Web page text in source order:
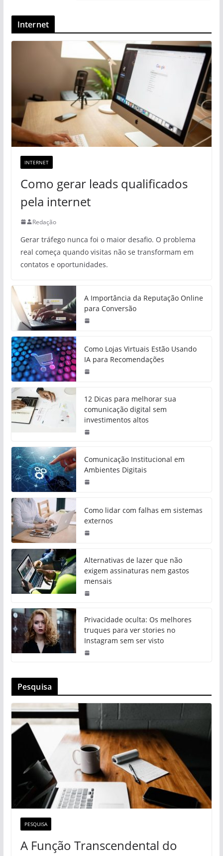
Internet
INTERNET
Como gerar leads qualificados
pela internet
Redação
Gerar tráfego nunca foi o maior desafio. O problema
real começa quando visitas não se transformam em
contatos e oportunidades.
A Importância da Reputação Online
para Conversão
Como Lojas Virtuais Estão Usando
IA para Recomendações
12 Dicas para melhorar sua
comunicação digital sem
investimentos altos
Comunicação Institucional em
Ambientes Digitais
Como lidar com falhas em sistemas
externos
Alternativas de lazer que não
exigem assinaturas nem gastos
mensais
Privacidade oculta: Os melhores
truques para ver stories no
Instagram sem ser visto
Pesquisa
PESQUISA
A Função Transcendental do